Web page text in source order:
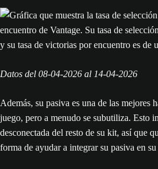
Datos del 08-04-2026 al 14-04-2026
Además, su pasiva es una de las mejores
juego, pero a menudo se subutiliza. Esto
desconectada del resto de su kit, así que
forma de ayudar a integrar su pasiva en